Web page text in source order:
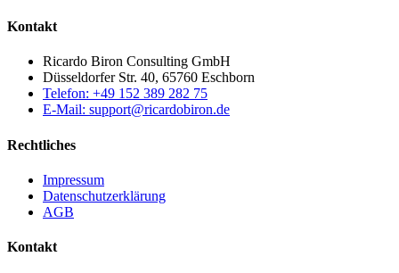
Kontakt
Ricardo Biron Consulting GmbH
Düsseldorfer Str. 40, 65760 Eschborn
Telefon: +49 152 389 282 75
E-Mail: support@ricardobiron.de
Rechtliches
Impressum
Datenschutzerklärung
AGB
Kontakt